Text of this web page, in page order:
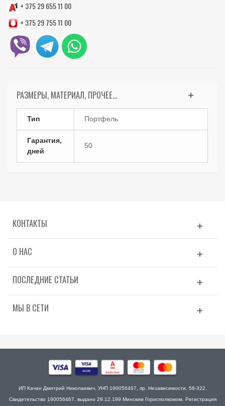
+ 375 29 655 11 00
+ 375 29 755 11 00
РАЗМЕРЫ, МАТЕРИАЛ, ПРОЧЕЕ...
Тип Портфель
Гарантия,
дней
50
КОНТАКТЫ
О НАС
ПОСЛЕДНИЕ СТАТЬИ
МЫ В СЕТИ
ИП Качан Дмитрий Николаевич, УНП 190056467, пр. Независимости, 58-322.
Свидетельство 190056467, выдано 29.12.199 Минским Горисполкомом. Регистрация